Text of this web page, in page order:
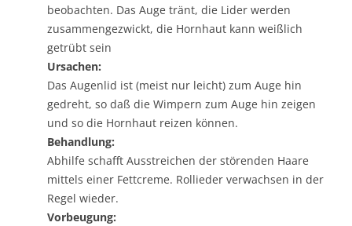
beobachten. Das Auge tränt, die Lider werden
zusammengezwickt, die Hornhaut kann weißlich
getrübt sein
Ursachen:
Das Augenlid ist (meist nur leicht) zum Auge hin
gedreht, so daß die Wimpern zum Auge hin zeigen
und so die Hornhaut reizen können.
Behandlung:
Abhilfe schafft Ausstreichen der störenden Haare
mittels einer Fettcreme. Rollieder verwachsen in der
Regel wieder.
Vorbeugung: